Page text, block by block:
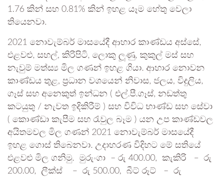
1.76 කින් සහ 0.81% කින් ඉහළ යෑම හේතු වෙලා
තියෙනවා.
2021 නොවැම්බර් මාසයේදී ආහාර කාණ්ඩය අස්සේ,
එළවළු, සහල්, කිරිපිටි, ලොකු ලූණු, කුකුල් මස් සහ
නැවුම් මත්ස්‍ය මිල ගණන් ඉහළ ගියා. ආහාර නොවන
කාණ්ඩය තුළ, ප්‍රධාන වශයෙන් නිවාස, ජලය, විදුලිය,
ගෑස් සහ අනෙකුත් ඉන්ධන ( එල්.පී.ගෑස්, නඩත්තු
කටයුතු / නැවත ඉදිකිරීම් ) සහ විවිධ භාණ්ඩ සහ සේවා
( කොණ්ඩා කැපීම සහ රැවුල බෑම ) යන උප කාණ්ඩවල
අයිතමවල මිල ගණන් 2021 නොවැම්බර් මාසයේදී
ඉහළ ගොස් තිබෙනවා. උදාහරණ විදිහට මේ සතියේ
එළවළු මිල ගනිමු. මුරුංගා – රු 400.00, කැකිරි – රු
200.00, ලීක්ස් – රු 500.00, බීට් රූට් – රු